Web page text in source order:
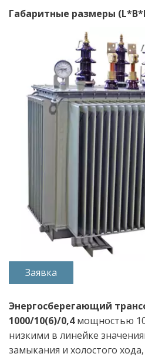
Габаритные размеры
Заявка
Энергосберегающий
1000/10(6)/0,4 мощностью
низкими в линейке
замыкания и холостого